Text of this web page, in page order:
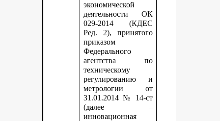
экономической
деятельности ОК
029-2014 (КДЕС
Ред. 2), принятого
приказом
Федерального
агентства по
техническому
регулированию и
метрологии от
31.01.2014 № 14-ст
(далее –
инновационная